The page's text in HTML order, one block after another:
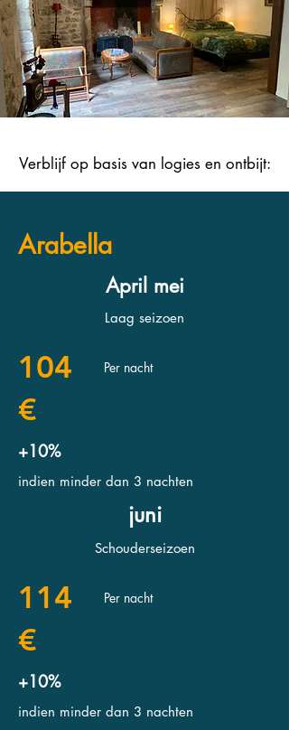
Verblijf op basis van logies en ontbijt:
Arabella
April mei
Laag seizoen
104
€
Per nacht
+10%
indien minder dan 3 nachten
juni
Schouderseizoen
114
€
Per nacht
+10%
indien minder dan 3 nachten